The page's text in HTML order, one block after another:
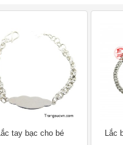
tay bạc cho bé Lắc